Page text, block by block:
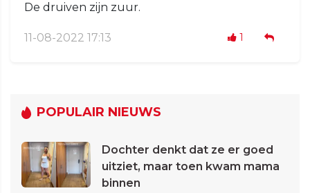
De druiven zijn zuur.
11-08-2022 17:13 1
POPULAIR NIEUWS
Dochter denkt dat ze er goed
uitziet, maar toen kwam mama
binnen